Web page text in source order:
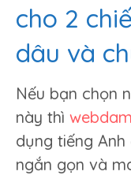
cho 2
dâu và
Nếu bạn chọn
này thì
dụng tiếng
ngắn gọn và